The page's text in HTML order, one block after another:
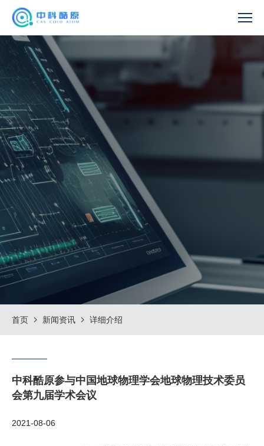
首页 新闻资讯 详细介绍
中科酷原参与中国地球物理学会地球物理技术委员
会第九届学术会议
2021-08-06